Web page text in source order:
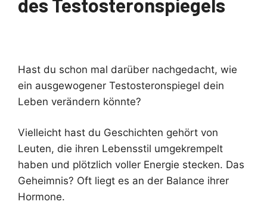
des Testosteronspiegels
Hast du schon mal darüber nachgedacht, wie
ein ausgewogener Testosteronspiegel dein
Leben verändern könnte?
Vielleicht hast du Geschichten gehört von
Leuten, die ihren Lebensstil umgekrempelt
haben und plötzlich voller Energie stecken. Das
Geheimnis? Oft liegt es an der Balance ihrer
Hormone.